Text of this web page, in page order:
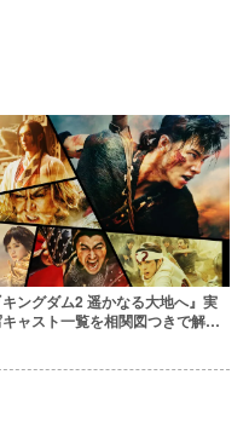
キングダム2 遥かなる大地へ』実
ャスト一覧を相関図つきで解